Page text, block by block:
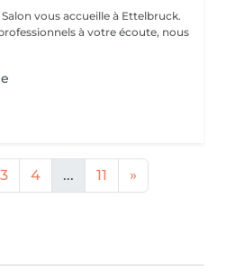
vous accueille à Ettelbruck.
à votre écoute, nous
3 4 ... 11 »